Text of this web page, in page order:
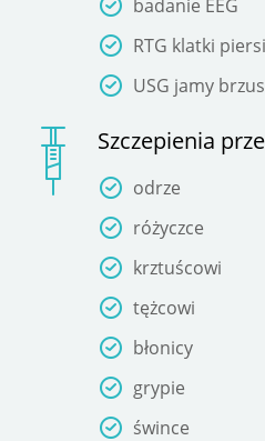
badanie EEG
RTG klatki
USG jamy
Szczepienia
odrze
różyczce
krztuścowi
tężcowi
błonicy
grypie
śwince